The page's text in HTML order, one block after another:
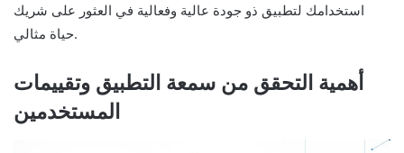
استخدامك لتطبيق ذو جودة عالية وفعالية في العثور على شريك
حياة مثالي.
أهمية التحقق من سمعة التطبيق وتقييمات
المستخدمين